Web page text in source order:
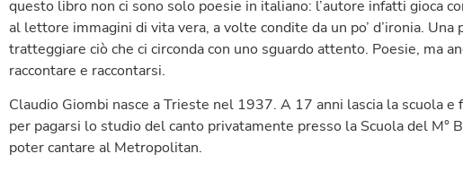
questo libro non ci sono solo poesie in italiano: l’autore infatti gioca
al lettore immagini di vita vera, a volte condite da un po’ d’ironia. Una
tratteggiare ciò che ci circonda con uno sguardo attento. Poesie, ma
raccontare e raccontarsi.
Claudio Giombi nasce a Trieste nel 1937. A 17 anni lascia la scuola
per pagarsi lo studio del canto privatamente presso la Scuola del M°
poter cantare al Metropolitan.